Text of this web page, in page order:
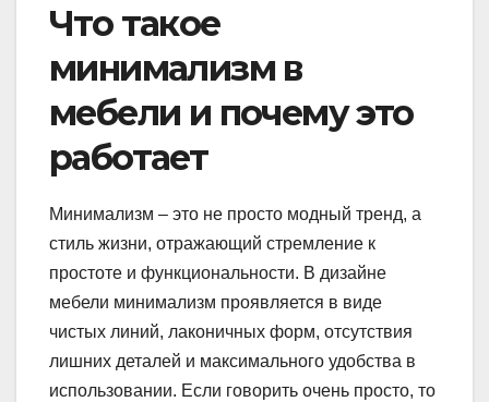
Что такое
минимализм в
мебели и почему это
работает
Минимализм – это не просто модный тренд, а
стиль жизни, отражающий стремление к
простоте и функциональности. В дизайне
мебели минимализм проявляется в виде
чистых линий, лаконичных форм, отсутствия
лишних деталей и максимального удобства в
использовании. Если говорить очень просто, то